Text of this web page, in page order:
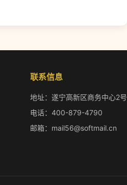
联系信息
地址：遂宁高新区商务中心2号
电话：400-879-4790
邮箱：mail56@softmail.cn